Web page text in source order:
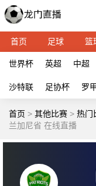
首页 足球 篮
世界杯 英超 中超
沙特联 足协杯 罗
首页 > 其他比赛 > 热门
兰加尼省 在线直播